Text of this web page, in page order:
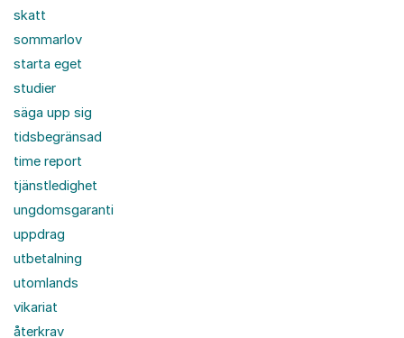
skatt
sommarlov
starta eget
studier
säga upp sig
tidsbegränsad
time report
tjänstledighet
ungdomsgaranti
uppdrag
utbetalning
utomlands
vikariat
återkrav